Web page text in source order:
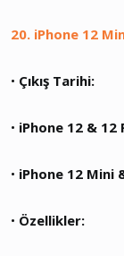
20. iPhone 12
• Çıkış Tarihi:
• iPhone 12 & 12
• iPhone 12 Mini
• Özellikler: